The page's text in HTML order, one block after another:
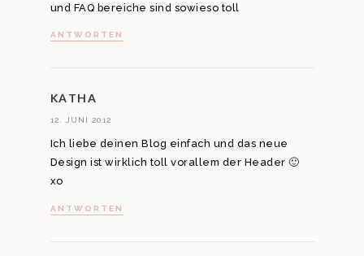
und FAQ bereiche sind sowieso toll
ANTWORTEN
KATHA
12. JUNI 2012
Ich liebe deinen Blog einfach und das neue
Design ist wirklich toll vorallem der Header 🙂
xo
ANTWORTEN